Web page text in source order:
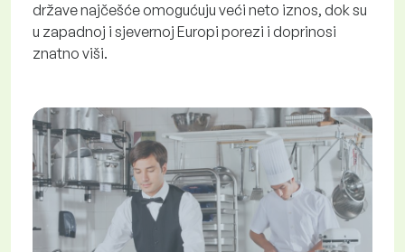
države najčešće omogućuju veći neto iznos, dok su
u zapadnoj i sjevernoj Europi porezi i doprinosi
znatno viši.